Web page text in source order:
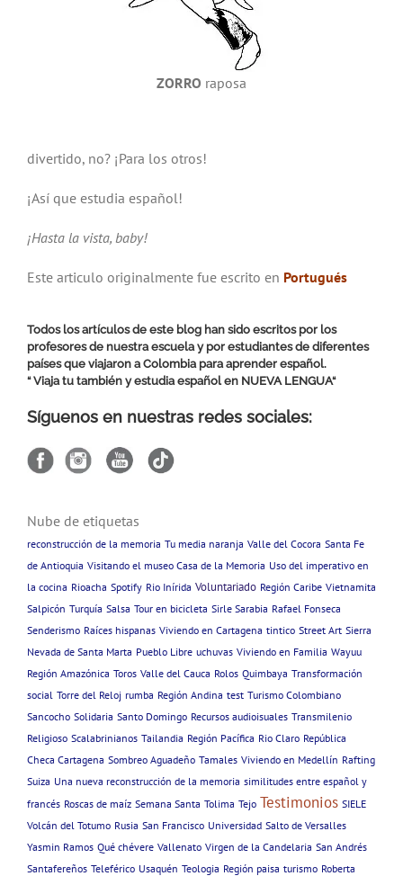
ZORRO raposa
divertido, no? ¡Para los otros!
¡Así que estudia español!
¡Hasta la vista, baby!
Este articulo originalmente fue escrito en Portugués
Todos los artículos de este blog han sido escritos por los
profesores de nuestra escuela y por estudiantes de diferentes
países que viajaron a Colombia para aprender español.
“ Viaja tu también y estudia español en NUEVA LENGUA“
Síguenos en nuestras redes sociales:
Nube de etiquetas
reconstrucción de la memoria Tu media naranja Valle del Cocora Santa Fe
de Antioquia Visitando el museo Casa de la Memoria Uso del imperativo en
la cocina Rioacha Spotify Rio Inírida Voluntariado Región Caribe Vietnamita
Salpicón Turquía Salsa Tour en bicicleta Sirle Sarabia Rafael Fonseca
Senderismo Raíces hispanas Viviendo en Cartagena tintico Street Art Sierra
Nevada de Santa Marta Pueblo Libre uchuvas Viviendo en Familia Wayuu
Región Amazónica Toros Valle del Cauca Rolos Quimbaya Transformación
social Torre del Reloj rumba Región Andina test Turismo Colombiano
Sancocho Solidaria Santo Domingo Recursos audioisuales Transmilenio
Religioso Scalabrinianos Tailandia Región Pacífica Rio Claro República
Checa Cartagena Sombreo Aguadeño Tamales Viviendo en Medellín Rafting
Suiza Una nueva reconstrucción de la memoria similitudes entre español y
francés Roscas de maíz Semana Santa Tolima Tejo Testimonios SIELE
Volcán del Totumo Rusia San Francisco Universidad Salto de Versalles
Yasmin Ramos Qué chévere Vallenato Virgen de la Candelaria San Andrés
Santafereños Teleférico Usaquén Teologia Región paisa turismo Roberta